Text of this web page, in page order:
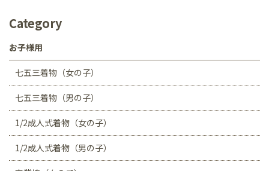
Category
お子様用
七五三着物（女の子）
七五三着物（男の子）
1/2成人式着物（女の子）
1/2成人式着物（男の子）